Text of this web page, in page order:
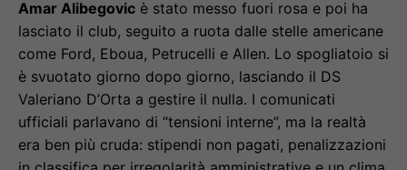
Amar Alibegovic è stato messo fuori rosa e poi ha
lasciato il club, seguito a ruota dalle stelle americane
come Ford, Eboua, Petrucelli e Allen. Lo spogliatoio si
è svuotato giorno dopo giorno, lasciando il DS
Valeriano D’Orta a gestire il nulla. I comunicati
ufficiali parlavano di “tensioni interne”, ma la realtà
era ben più cruda: stipendi non pagati, penalizzazioni